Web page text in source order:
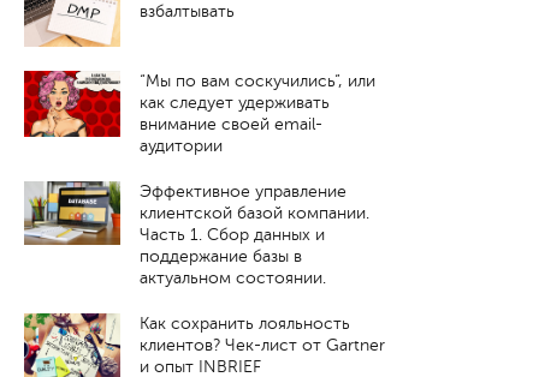
взбалтывать
“Мы по вам соскучились”, или
как следует удерживать
внимание своей email-
аудитории
Эффективное управление
клиентской базой компании.
Часть 1. Cбор данных и
поддержание базы в
актуальном состоянии.
Как сохранить лояльность
клиентов? Чек-лист от Gartner
и опыт INBRIEF